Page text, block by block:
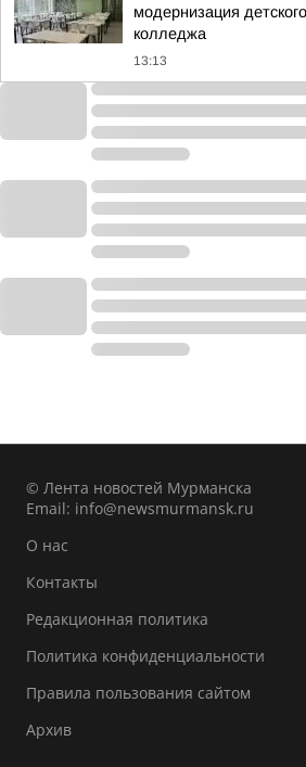
модернизация
колледжа
13:13
© Лента новостей Мурманска
Email: info@newsmurmansk.ru
О нас
Контакты
Редакционная политика
Политика конфиденциальности
Правила пользования сайтом
Архив